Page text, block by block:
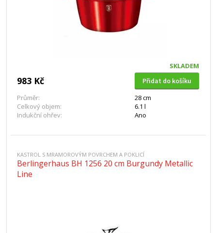
SKLADEM
983 Kč
Přidat do košíku
Průměr:
28 cm
Celkový objem:
6.1 l
Indukční ohřev:
Ano
KASTROL S MRAMOROVÝM POVRCHEM A POKLICÍ
Berlingerhaus BH 1256 20 cm Burgundy Metallic
Line